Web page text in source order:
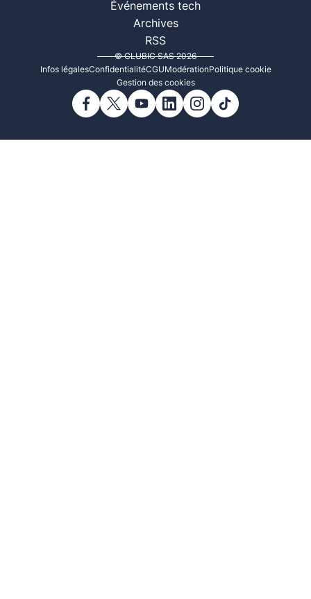
Événements tech
Archives
RSS
© CLUBIC SAS 2026
Infos légalesConfidentialitéCGUModérationPolitique cookie
Gestion des cookies